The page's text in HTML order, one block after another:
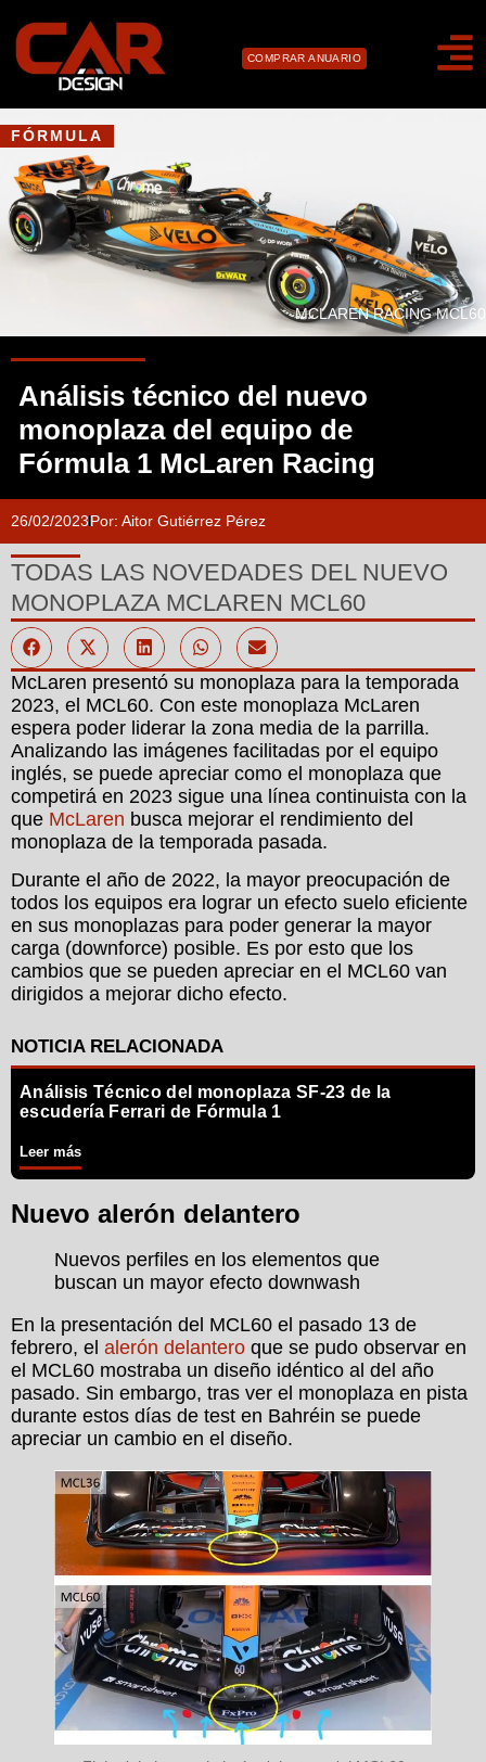
COMPRAR ANUARIO
FÓRMULA
MCLAREN RACING MCL60
Análisis técnico del nuevo
monoplaza del equipo de
Fórmula 1 McLaren Racing
26/02/2023Por: Aitor Gutiérrez Pérez
TODAS LAS NOVEDADES DEL NUEVO
MONOPLAZA MCLAREN MCL60
McLaren presentó su monoplaza para la temporada
2023, el MCL60. Con este monoplaza McLaren
espera poder liderar la zona media de la parrilla.
Analizando las imágenes facilitadas por el equipo
inglés, se puede apreciar como el monoplaza que
competirá en 2023 sigue una línea continuista con la
que McLaren busca mejorar el rendimiento del
monoplaza de la temporada pasada.
Durante el año de 2022, la mayor preocupación de
todos los equipos era lograr un efecto suelo eficiente
en sus monoplazas para poder generar la mayor
carga (downforce) posible. Es por esto que los
cambios que se pueden apreciar en el MCL60 van
dirigidos a mejorar dicho efecto.
Análisis Técnico del monoplaza SF-23 de la
escudería Ferrari de Fórmula 1
Leer más
Nuevo alerón delantero
Nuevos perfiles en los elementos que
buscan un mayor efecto downwash
En la presentación del MCL60 el pasado 13 de
febrero, el alerón delantero que se pudo observar en
el MCL60 mostraba un diseño idéntico al del año
pasado. Sin embargo, tras ver el monoplaza en pista
durante estos días de test en Bahréin se puede
apreciar un cambio en el diseño.